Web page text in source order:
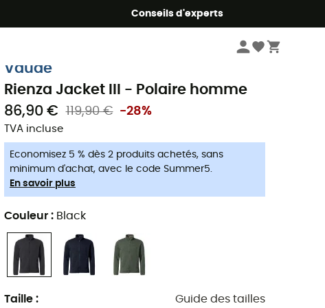
Conseils d'experts
Vaude
Rienza Jacket III - Polaire homme
86,90 €
119,90 € -28%
TVA incluse
Economisez 5 % dès 2 produits achetés, sans
minimum d'achat, avec le code Summer5.
En savoir plus
Couleur : Black
Taille : Guide des tailles